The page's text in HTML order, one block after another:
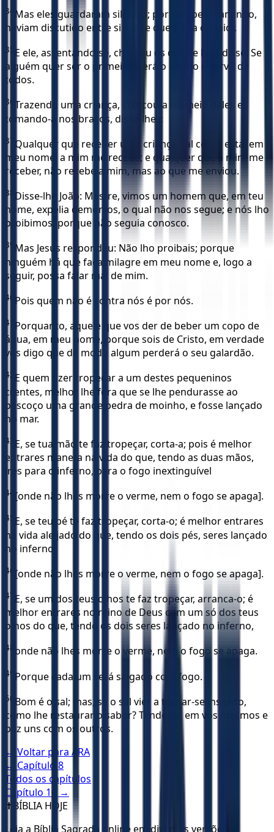
34 Mas eles guardaram silêncio; porque, pelo caminho,
haviam discutido entre si sobre quem era o maior.
35 E ele, assentando-se, chamou os doze e lhes disse: Se
alguém quer ser o primeiro, será o último e servo de
todos.
36 Trazendo uma criança, colocou-a no meio deles e,
tomando-a nos braços, disse-lhes:
37 Qualquer que receber uma criança, tal como esta, em
meu nome, a mim me recebe; e qualquer que a mim me
receber, não recebe a mim, mas ao que me enviou.
38 Disse-lhe João: Mestre, vimos um homem que, em teu
nome, expelia demônios, o qual não nos segue; e nós lho
proibimos, porque não seguia conosco.
39 Mas Jesus respondeu: Não lho proibais; porque
ninguém há que faça milagre em meu nome e, logo a
seguir, possa falar mal de mim.
40 Pois quem não é contra nós é por nós.
41 Porquanto, aquele que vos der de beber um copo de
água, em meu nome, porque sois de Cristo, em verdade
vos digo que de modo algum perderá o seu galardão.
42 E quem fizer tropeçar a um destes pequeninos
crentes, melhor lhe fora que se lhe pendurasse ao
pescoço uma grande pedra de moinho, e fosse lançado
no mar.
43 E, se tua mão te faz tropeçar, corta-a; pois é melhor
entrares maneta na vida do que, tendo as duas mãos,
ires para o inferno, para o fogo inextinguível
44 [onde não lhes morre o verme, nem o fogo se apaga].
45 E, se teu pé te faz tropeçar, corta-o; é melhor entrares
na vida aleijado do que, tendo os dois pés, seres lançado
no inferno
46 [onde não lhes morre o verme, nem o fogo se apaga].
47 E, se um dos teus olhos te faz tropeçar, arranca-o; é
melhor entrares no reino de Deus com um só dos teus
olhos do que, tendo os dois seres lançado no inferno,
48 onde não lhes morre o verme, nem o fogo se apaga.
49 Porque cada um será salgado com fogo.
50 Bom é o sal; mas, se o sal vier a tornar-se insípido,
como lhe restaurar o sabor? Tende sal em vós mesmos e
paz uns com os outros.
← Voltar para ARA
← Capítulo 8
Todos os capítulos
Capítulo 10
→
✝️ BÍBLIA HOJE
Leia a Bíblia Sagrada online em diversas versões.